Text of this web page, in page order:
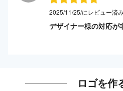
2025/11/25/にレビュー済
デザイナー様の対応が
ロゴを作